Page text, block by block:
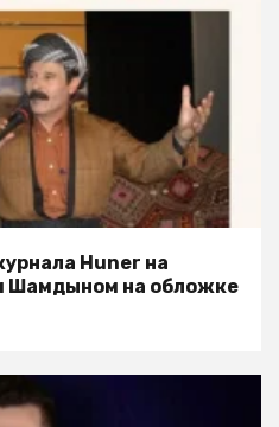
Huner на
Шамдыном на обложке